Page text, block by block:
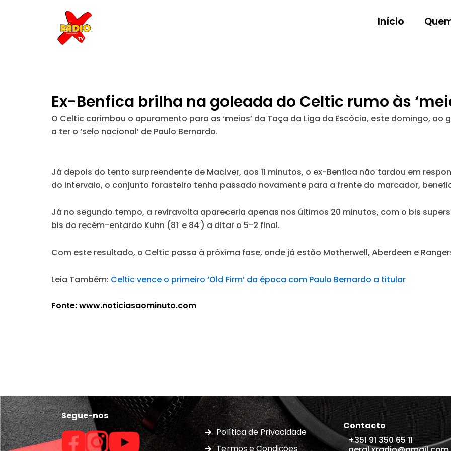
Início
Ex-Benfica brilha na goleada do Celtic rumo às
O Celtic carimbou o apuramento para as ‘meias’ da Taça da Liga da Escócia, este domingo, ao
a ter o ‘selo nacional’ de Paulo Bernardo.
Já depois do tento surpreendente de Maclver, aos 11 minutos, o ex-Benfica não tardou em
do intervalo, o conjunto forasteiro tenha passado novamente para a frente do marcador,
Já no segundo tempo, a reviravolta apareceria apenas nos últimos 20 minutos, com o bis
bis do recém-entardo Kuhn (81′ e 84′) a ditar o 5-2 final.
Com este resultado, o Celtic passa à próxima fase, onde já estão Motherwell, Aberdeen e
Leia Também: Celtic vence o primeiro ‘Old Firm’ da época com Paulo Bernardo a titular
Fonte: www.noticiasaominuto.com
Segue-nos
Política de Privacidade
Contacto
+351 91 350 65 11